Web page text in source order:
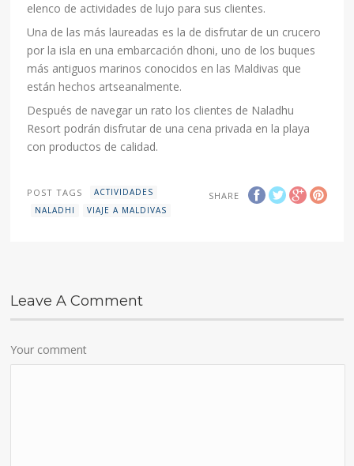
elenco de actividades de lujo para sus clientes.
Una de las más laureadas es la de disfrutar de un crucero
por la isla en una embarcación dhoni, uno de los buques
más antiguos marinos conocidos en las Maldivas que
están hechos artseanalmente.
Después de navegar un rato los clientes de Naladhu
Resort podrán disfrutar de una cena privada en la playa
con productos de calidad.
SHARE
POST TAGS
ACTIVIDADES
NALADHI
VIAJE A MALDIVAS
Leave A Comment
Your comment